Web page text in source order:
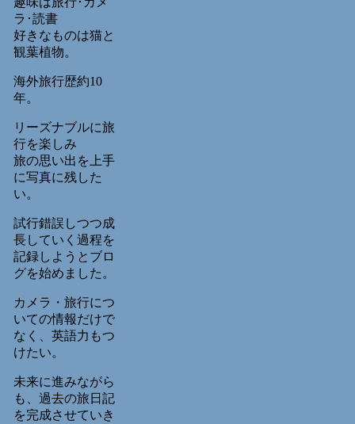
ラ･読書
好きなものは猫と
観葉植物。
海外旅行歴約10
年。
リーズナブルに旅
行を楽しみ
旅の思い出を上手
に写真に残した
い。
試行錯誤しつつ成
長していく過程を
記録しようとブロ
グを始めました。
カメラ・旅行につ
いての情報だけで
なく、英語力もつ
けたい。
未来に進みながら
も、過去の旅日記
を完成させていき